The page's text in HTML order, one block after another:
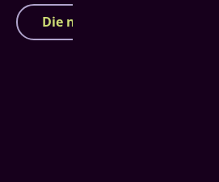
Die nächsten